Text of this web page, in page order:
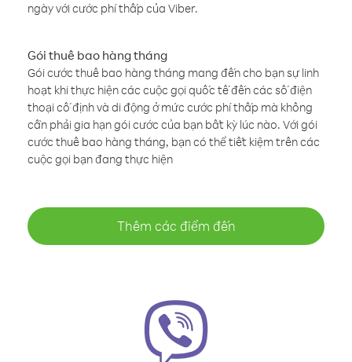
ngày với cước phí thấp của Viber.
Gói thuê bao hàng tháng
Gói cước thuê bao hàng tháng mang đến cho bạn sự linh
hoạt khi thực hiện các cuộc gọi quốc tế đến các số điện
thoại cố định và di động ở mức cước phí thấp mà không
cần phải gia hạn gói cước của bạn bất kỳ lúc nào. Với gói
cước thuê bao hàng tháng, bạn có thể tiết kiệm trên các
cuộc gọi bạn đang thực hiện
Thêm các điểm đến